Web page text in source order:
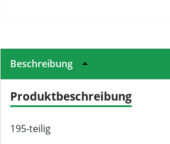
Beschreibung
Produktbeschreibung
195-teilig